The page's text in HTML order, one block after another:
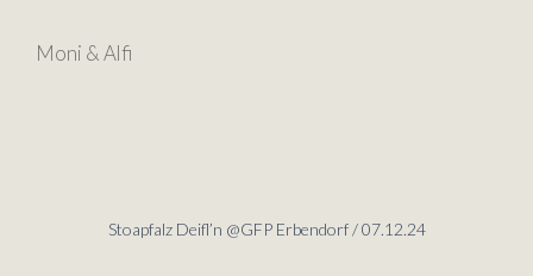
Moni & Alfi
Stoapfalz Deifl’n @GFP Erbendorf / 07.12.24